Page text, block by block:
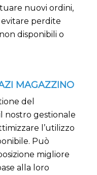
nuovi ordini,
perdite
disponibili o
MAGAZZINO
del
nostro gestionale
l’utilizzo
Può
migliore
alla loro